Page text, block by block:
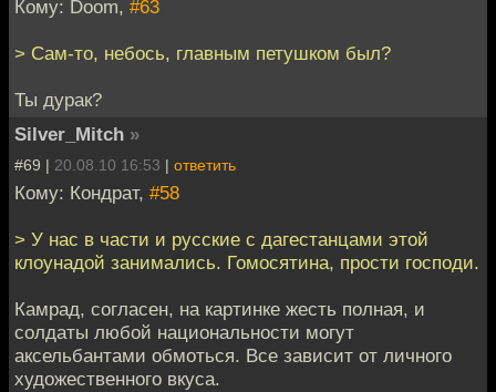
Кому: Doom, #63
> Сам-то, небось, главным петушком был?
Ты дурак?
Silver_Mitch »
#69 | 20.08.10 16:53 | ответить
Кому: Кондрат, #58
> У нас в части и русские с дагестанцами этой
клоунадой занимались. Гомосятина, прости господи.
Камрад, согласен, на картинке жесть полная, и
солдаты любой национальности могут
аксельбантами обмоться. Все зависит от личного
художественного вкуса.